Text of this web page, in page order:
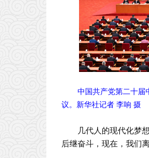
中国共产党第二十届
议。新华社记者 李响 摄
几代人的现代化梦
后继奋斗，现在，我们